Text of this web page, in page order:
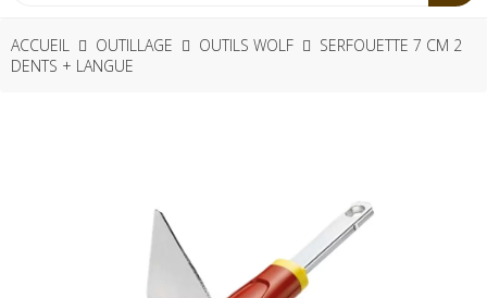
ACCUEIL OUTILLAGE OUTILS WOLF
SERFOUETTE 7 CM 2
DENTS + LANGUE